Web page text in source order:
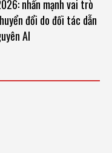
nhấn mạnh vai trò
đổi do đối tác dẫn
AI